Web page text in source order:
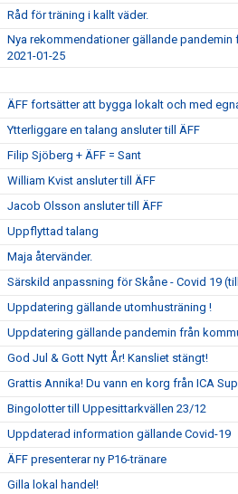
Råd för träning i kallt väder.
Nya rekommendationer gällande pandemin
2021-01-25
ÄFF fortsätter att bygga lokalt och med
Ytterliggare en talang ansluter till ÄFF
Filip Sjöberg + ÄFF = Sant
William Kvist ansluter till ÄFF
Jacob Olsson ansluter till ÄFF
Uppflyttad talang
Maja återvänder.
Särskild anpassning för Skåne - Covid 19
Uppdatering gällande utomhusträning !
Uppdatering gällande pandemin från
God Jul & Gott Nytt År! Kansliet stängt!
Grattis Annika! Du vann en korg från ICA
Bingolotter till Uppesittarkvällen 23/12
Uppdaterad information gällande Covid-19
ÄFF presenterar ny P16-tränare
Gilla lokal handel!